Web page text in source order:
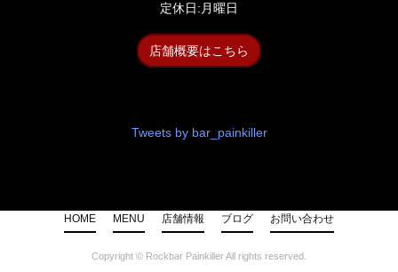
定休日:月曜日
店舗概要はこちら
Tweets by bar_painkiller
HOME MENU 店舗情報 ブログ お問い合わせ
Copyright © Rockbar PainkillerAll rights reserved.